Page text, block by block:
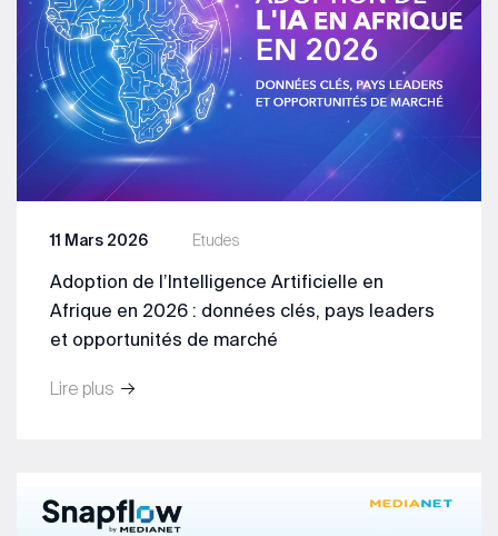
Etudes
11 Mars 2026
Adoption de l’Intelligence Artificielle en
Afrique en 2026 : données clés, pays leaders
et opportunités de marché
Lire plus